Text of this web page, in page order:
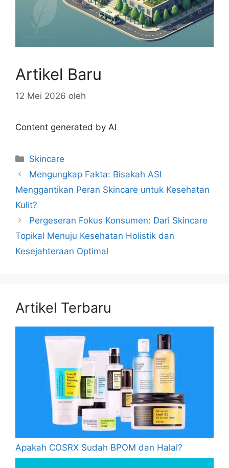
Artikel Baru
12 Mei 2026 oleh
Content generated by AI
Kategori
Skincare
Mengungkap Fakta: Bisakah ASI
Menggantikan Peran Skincare untuk Kesehatan
Kulit?
Pergeseran Fokus Konsumen: Dari Skincare
Topikal Menuju Kesehatan Holistik dan
Kesejahteraan Optimal
Artikel Terbaru
Apakah COSRX Sudah BPOM dan Halal?